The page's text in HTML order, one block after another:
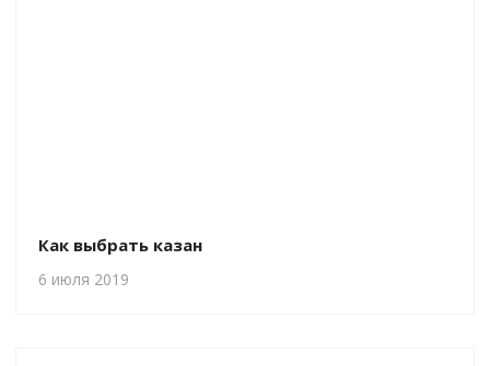
Как выбрать казан
6 июля 2019